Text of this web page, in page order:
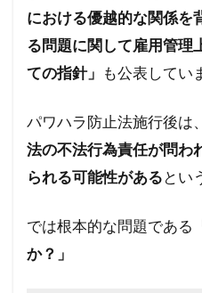
における優越的な関係を
る問題に関して雇用管理
ての指針」 も公表してい
パワハラ防止法施行後は
法の不法行為責任が問わ
られる可能性があるとい
では根本的な問題である
か？」
ノーベル賞
ネット
ニュー・ワールドオーダ
ビルダーバーグ
ナ
トランプ氏
トラン
ディープステート論
ホルコン制御
マウ
マインド・マネージメント